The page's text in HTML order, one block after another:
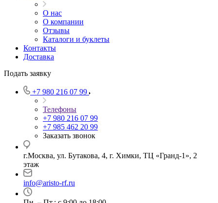
О нас
О компании
Отзывы
Каталоги и буклеты
Контакты
Доставка
Подать заявку
+7 980 216 07 99
Телефоны
+7 980 216 07 99
+7 985 462 20 99
Заказать звонок
г.Москва, ул. Бутакова, 4, г. Химки, ТЦ «Гранд-1», 2
этаж
info@aristo-rf.ru